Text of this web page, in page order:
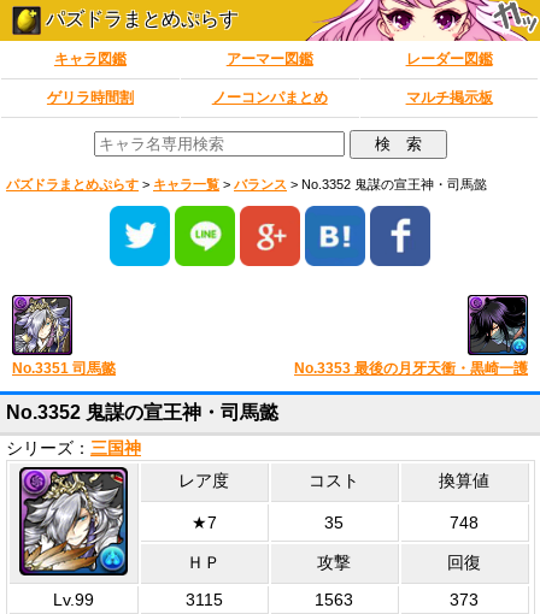
パズドラまとめぷらす
キャラ図鑑 アーマー図鑑 レーダー図鑑
ゲリラ時間割 ノーコンパまとめ マルチ掲示板
パズドラまとめぷらす > キャラ一覧 > バランス > No.3352 鬼謀の宣王神・司馬懿
No.3351 司馬懿 No.3353 最後の月牙天衝・黒崎一護
No.3352 鬼謀の宣王神・司馬懿
シリーズ： 三国神
レア度 コスト 換算値
★7 35 748
ＨＰ 攻撃
回復
Lv.99
3115 1563
373